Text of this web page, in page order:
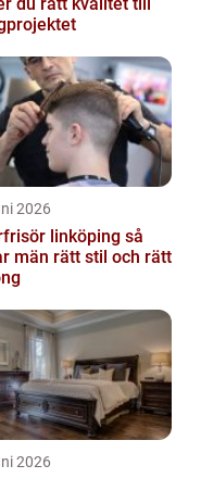
2026
linköping så
män rätt stil och rätt
2026